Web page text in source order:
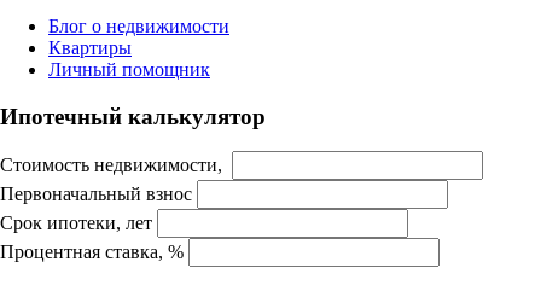
Блог о недвижимости
Квартиры
Личный помощник
Ипотечный калькулятор
Стоимость недвижимости,
Первоначальный взнос
Срок ипотеки, лет
Процентная ставка, %